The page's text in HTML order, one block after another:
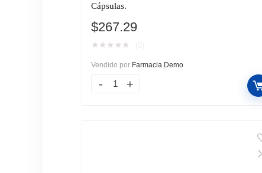
Cápsulas.
$267.29
★ ★ ★ ★ ★
Vendido por Farmacia Demo